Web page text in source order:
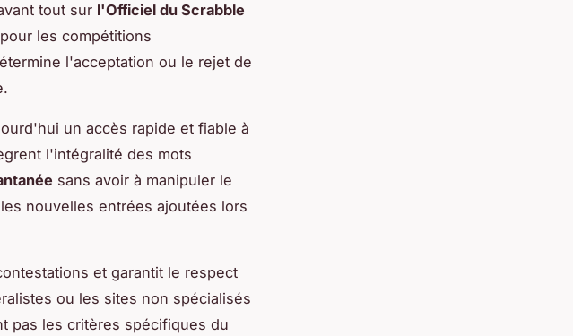
tout sur l'Officiel du Scrabble
les compétitions
l'acceptation ou le rejet de
un accès rapide et fiable à
l'intégralité des mots
sans avoir à manipuler le
nouvelles entrées ajoutées lors
et garantit le respect
ou les sites non spécialisés
pas les critères spécifiques du